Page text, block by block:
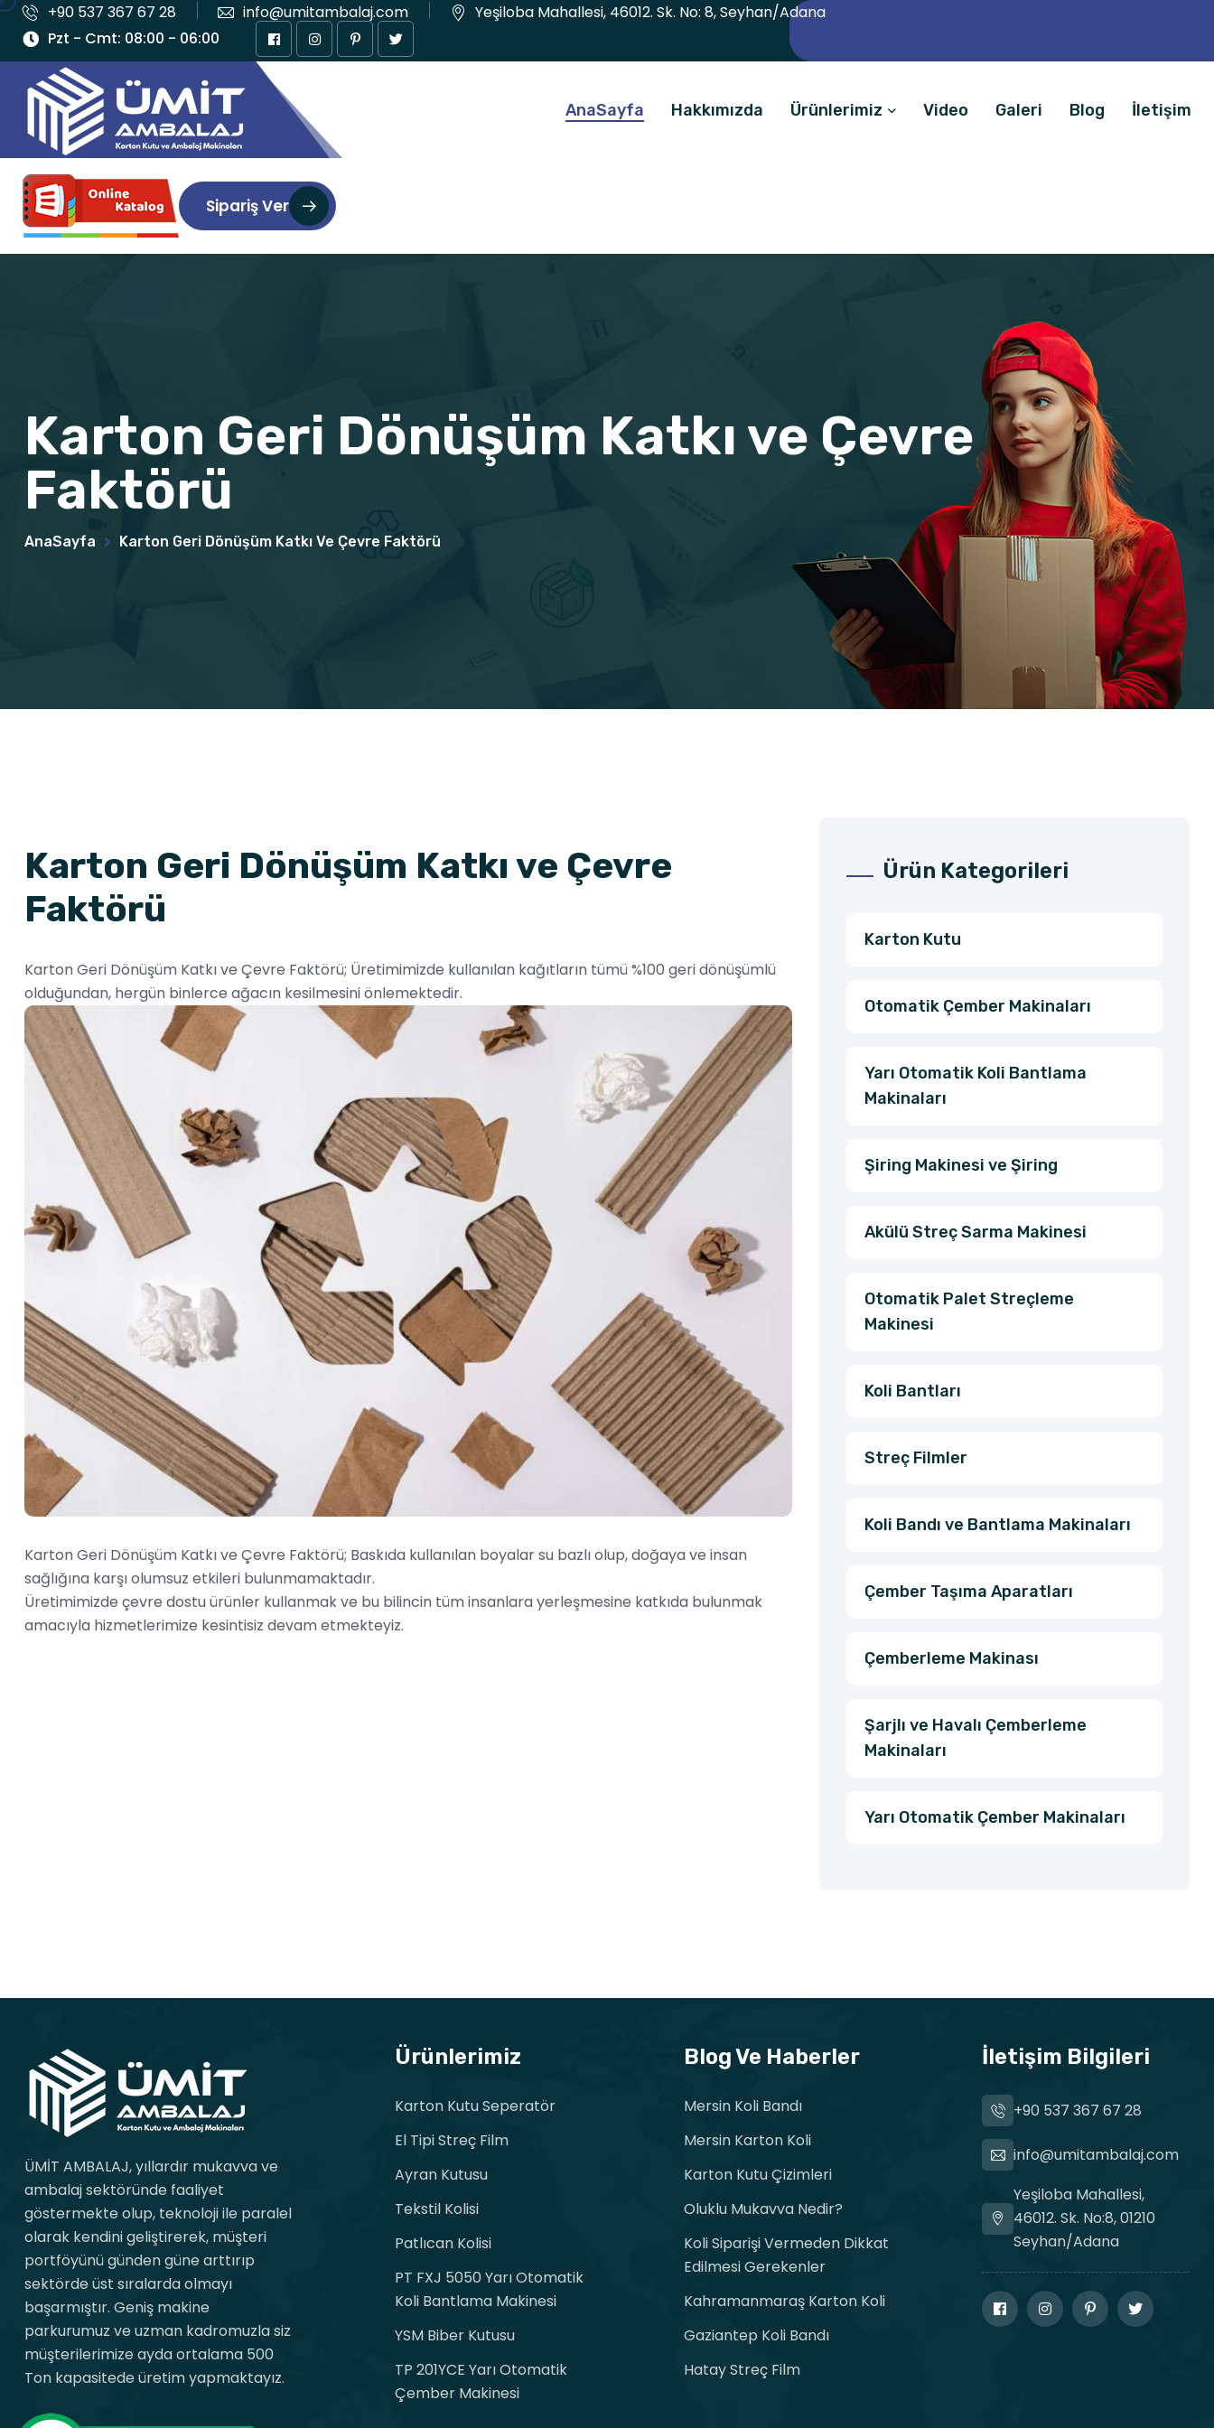
+90 537 367 67 28 info@umitambalaj.com
Yeşiloba Mahallesi, 46012. Sk. No: 8, Seyhan/Adana
Pzt - Cmt: 08:00 - 06:00
AnaSayfa Hakkımızda Ürünlerimiz Video Galeri Blog İletişim
Sipariş Ver
Karton Geri Dönüşüm Katkı ve Çevre
Faktörü
AnaSayfa Karton Geri Dönüşüm Katkı Ve Çevre Faktörü
Karton Geri Dönüşüm Katkı ve Çevre
Faktörü
Karton Geri Dönüşüm Katkı ve Çevre Faktörü; Üretimimizde kullanılan kağıtların tümü %100 geri dönüşümlü
olduğundan, hergün binlerce ağacın kesilmesini önlemektedir.
Karton Geri Dönüşüm Katkı ve Çevre Faktörü; Baskıda kullanılan boyalar su bazlı olup, doğaya ve insan
sağlığına karşı olumsuz etkileri bulunmamaktadır.
Üretimimizde çevre dostu ürünler kullanmak ve bu bilincin tüm insanlara yerleşmesine katkıda bulunmak
amacıyla hizmetlerimize kesintisiz devam etmekteyiz.
Ürün Kategorileri
Karton Kutu
Otomatik Çember Makinaları
Yarı Otomatik Koli Bantlama
Makinaları
Şiring Makinesi ve Şiring
Akülü Streç Sarma Makinesi
Otomatik Palet Streçleme
Makinesi
Koli Bantları
Streç Filmler
Koli Bandı ve Bantlama Makinaları
Çember Taşıma Aparatları
Çemberleme Makinası
Şarjlı ve Havalı Çemberleme
Makinaları
Yarı Otomatik Çember Makinaları
ÜMİT AMBALAJ, yıllardır mukavva ve
ambalaj sektöründe faaliyet
göstermekte olup, teknoloji ile paralel
olarak kendini geliştirerek, müşteri
portföyünü günden güne arttırıp
sektörde üst sıralarda olmayı
başarmıştır. Geniş makine
parkurumuz ve uzman kadromuzla siz
müşterilerimize ayda ortalama 500
Ton kapasitede üretim yapmaktayız.
Ürünlerimiz
Karton Kutu Seperatör
El Tipi Streç Film
Ayran Kutusu
Tekstil Kolisi
Patlıcan Kolisi
PT FXJ 5050 Yarı Otomatik
Koli Bantlama Makinesi
YSM Biber Kutusu
TP 201YCE Yarı Otomatik
Çember Makinesi
Blog Ve Haberler
Mersin Koli Bandı
Mersin Karton Koli
Karton Kutu Çizimleri
Oluklu Mukavva Nedir?
Koli Siparişi Vermeden Dikkat
Edilmesi Gerekenler
Kahramanmaraş Karton Koli
Gaziantep Koli Bandı
Hatay Streç Film
İletişim Bilgileri
+90 537 367 67 28
info@umitambalaj.com
Yeşiloba Mahallesi,
46012. Sk. No:8, 01210
Seyhan/Adana